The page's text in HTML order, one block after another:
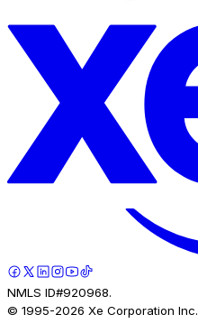
NMLS ID#920968.
© 1995-2026 Xe Corporation Inc.